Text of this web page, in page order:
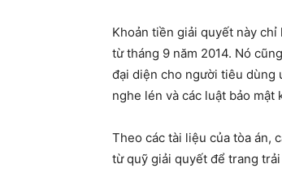
Khoản tiền giải quyết này
từ tháng 9 năm 2014. Nó
đại diện cho người tiêu dùng
nghe lén và các luật bảo mật
Theo các tài liệu của tòa án,
từ quỹ giải quyết để trang